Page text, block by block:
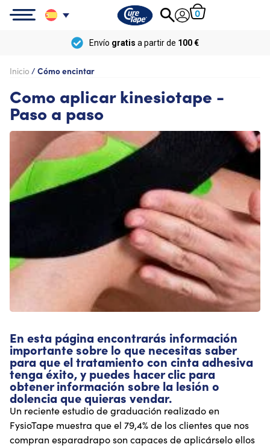
0
Envío gratis a partir de 100 €
Inicio / Cómo encintar
Como aplicar kinesiotape -
Paso a paso
En esta página encontrarás información
importante sobre lo que necesitas saber
para que el tratamiento con cinta adhesiva
tenga éxito, y puedes hacer clic para
obtener información sobre la lesión o
dolencia que quieras vendar.
Un reciente estudio de graduación realizado en
FysioTape muestra que el 79,4% de los clientes que nos
compran esparadrapo son capaces de aplicárselo ellos